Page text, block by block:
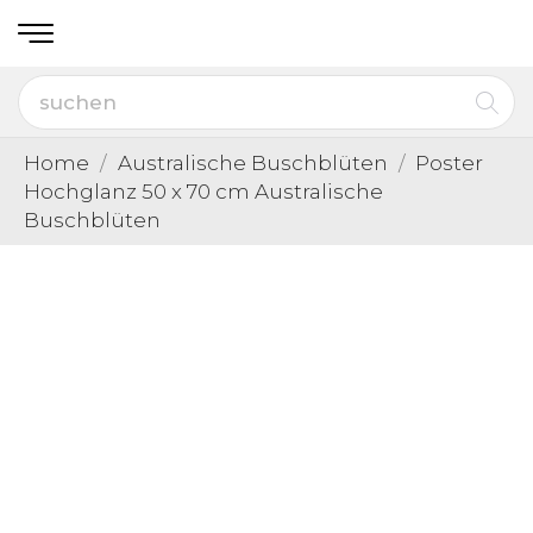
Home Australische Buschblüten
Poster
Hochglanz 50 x 70 cm Australische
Buschblüten